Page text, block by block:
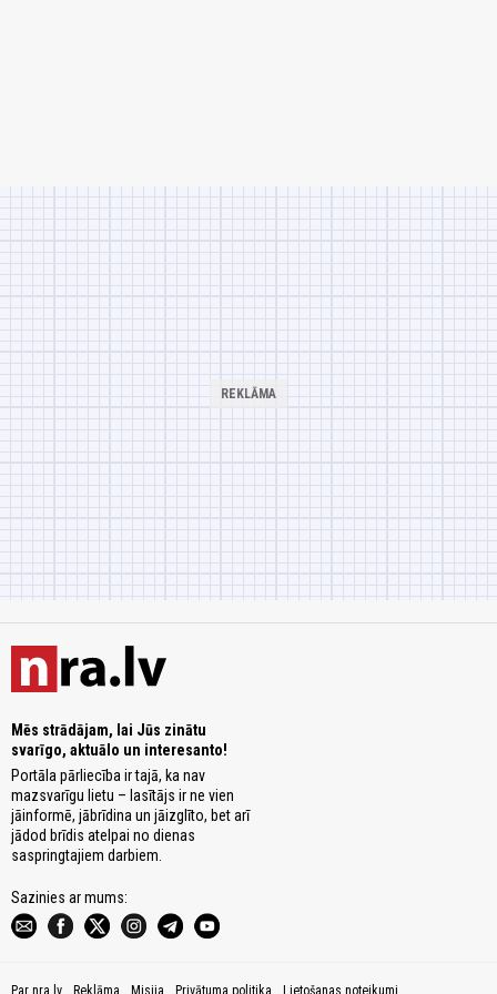
Mēs strādājam, lai Jūs zinātu
svarīgo, aktuālo un interesanto!
Portāla pārliecība ir tajā, ka nav
mazsvarīgu lietu – lasītājs ir ne vien
jāinformē, jābrīdina un jāizglīto, bet arī
jādod brīdis atelpai no dienas
saspringtajiem darbiem.
Sazinies ar mums:
Par nra.lv Reklāma Misija Privātuma politika Lietošanas noteikumi